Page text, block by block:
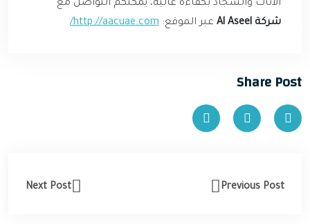
الأثاث والسجاد بكفاءة عالية، يمكنكم التواصل مع
شركة Al Aseel
عبر الموقع: http://aacuae.com/
Share Post
Previous Post
Next Post